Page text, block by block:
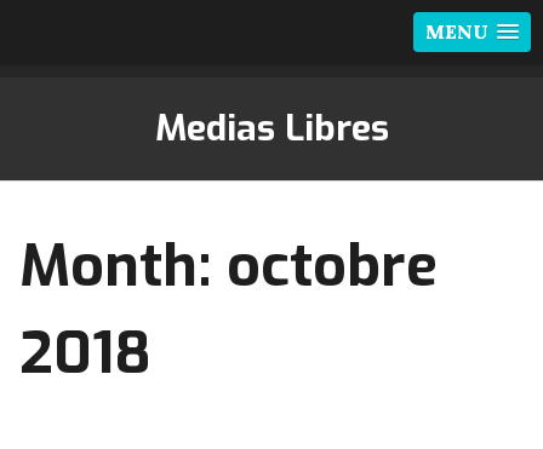
MENU
Medias Libres
Month: octobre
2018